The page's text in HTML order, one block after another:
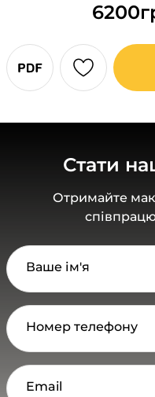
6200
Стати
Отримайте
Ваше ім'я
Номер телефону
Email